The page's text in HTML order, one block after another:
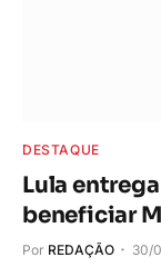
DESTAQUE
Lula
beneficiar
Por REDAÇÃO 30/